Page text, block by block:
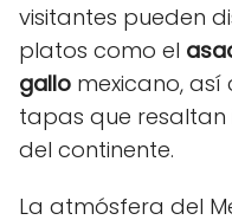
visitantes pueden
platos como el
gallo mexicano,
tapas que resaltan
del continente.
La atmósfera del